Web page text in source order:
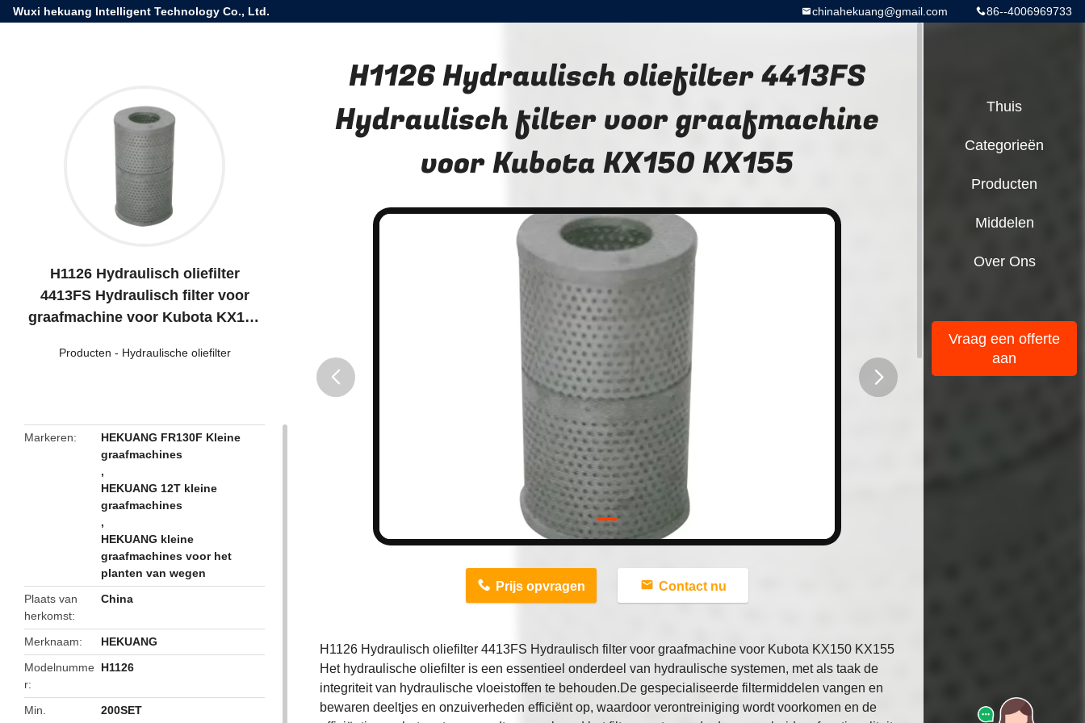
Wuxi hekuang Intelligent Technology Co., Ltd. 86--4006969733
chinahekuang@gmail.com
H1126 Hydraulisch oliefilter
4413FS Hydraulisch filter voor
graafmachine voor Kubota KX150
Producten - Hydraulische oliefilter
Markeren
HEKUANG FR130F Kleine
graafmachines
,
HEKUANG 12T kleine
graafmachines
,
HEKUANG kleine
graafmachines voor het
planten van wegen
Plaats van
herkomst
China
Merknaam
HEKUANG
Modelnumme
r
H1126
Min.
200SET
H1126 Hydraulisch oliefilter 4413FS
Hydraulisch filter voor graafmachine
voor Kubota KX150 KX155
Prijs opvragen Contact nu
H1126 Hydraulisch oliefilter 4413FS Hydraulisch filter voor graafmachine voor Kubota KX150 KX155
Het hydraulische oliefilter is een essentieel onderdeel van hydraulische systemen, met als taak de
integriteit van hydraulische vloeistoffen te behouden.De gespecialiseerde filtermiddelen vangen en
bewaren deeltjes en onzuiverheden efficiënt op, waardoor verontreiniging wordt voorkomen en de
Thuis
Categorieën
Producten
Middelen
Over Ons
Vraag een offerte
aan